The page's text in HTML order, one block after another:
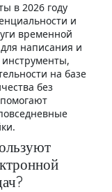
в 2026 году
и
временной
написания и
инструменты,
на базе
без